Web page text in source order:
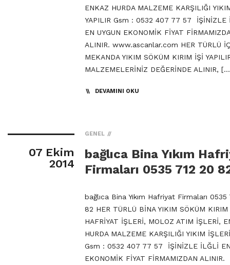
ENKAZ HURDA MALZEME KARŞILIĞI
YAPILIR Gsm : 0532 407 77 57 İŞİNİZLE
EN UYGUN EKONOMİK FİYAT
ALINIR. www.ascanlar.com HER TÜRLÜ
MEKANDA YIKIM SÖKÜM KIRIM İŞİ
MALZEMELERİNİZ DEĞERİNDE ALINIR,
DEVAMINI OKU
07 Ekim
2014
GENEL
bağlıca Bina Yıkım
Firmaları 0535 712 20
bağlıca Bina Yıkım Hafriyat Firmaları 0535
82 HER TÜRLÜ BİNA YIKIM SÖKÜM KIRIM
HAFRİYAT İŞLERİ, MOLOZ ATIM İŞLERİ,
HURDA MALZEME KARŞILIĞI YIKIM
Gsm : 0532 407 77 57 İŞİNİZLE İLĞLİ EN
EKONOMİK FİYAT FİRMAMIZDAN ALINIR.